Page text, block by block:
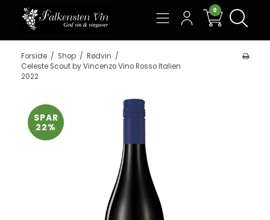
0
Forside / Shop / Rødvin /
Celeste Scout by Vincenzo Vino Rosso Italien
2022
SPAR
22%